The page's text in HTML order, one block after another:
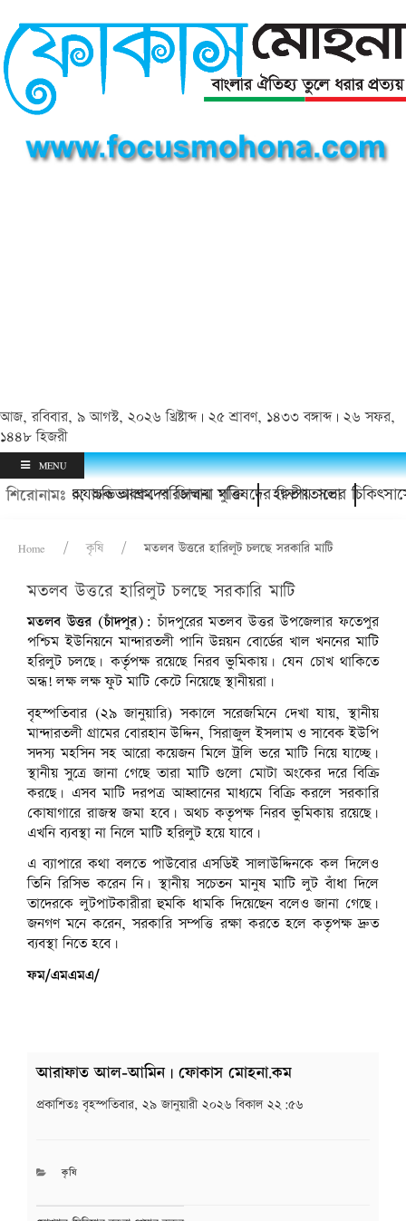
আজ, রবিবার, ৯ আগস্ট, ২০২৬ খ্রিষ্টাব্দ | ২৫ শ্রাবণ, ১৪৩৩ বঙ্গাব্দ | ২৬ সফর,
১৪৪৮ হিজরী
MENU
শিরোনামঃ
থানায়; অভিভাবকদের জিম্মায় মুক্তি হাসপাতালের
চাঁদপুর অযাচক আশ্রম পরিচালনা পরিষদের দ্বিতীয় সভা
Home কৃষি মতলব উত্তরে হারিলুট চলছে সরকারি মাটি
মতলব উত্তরে হারিলুট চলছে সরকারি মাটি
মতলব উত্তর (চাঁদপুর): চাঁদপুরের মতলব উত্তর উপজেলার ফতেপুর
পশ্চিম ইউনিয়নে মান্দারতলী পানি উন্নয়ন বোর্ডের খাল খননের মাটি
হরিলুট চলছে। কর্তৃপক্ষ রয়েছে নিরব ভুমিকায়। যেন চোখ থাকিতে
অন্ধ! লক্ষ লক্ষ ফুট মাটি কেটে নিয়েছে স্থানীয়রা।
বৃহস্পতিবার (২৯ জানুয়ারি) সকালে সরেজমিনে দেখা যায়, স্থানীয়
মান্দারতলী গ্রামের বোরহান উদ্দিন, সিরাজুল ইসলাম ও সাবেক ইউপি
সদস্য মহসিন সহ আরো কয়েজন মিলে ট্রলি ভরে মাটি নিয়ে যাচ্ছে।
স্থানীয় সুত্রে জানা গেছে তারা মাটি গুলো মোটা অংকের দরে বিক্রি
করছে। এসব মাটি দরপত্র আহ্বানের মাধ্যমে বিক্রি করলে সরকারি
কোষাগারে রাজস্ব জমা হবে। অথচ কতৃপক্ষ নিরব ভুমিকায় রয়েছে।
এখনি ব্যবস্থা না নিলে মাটি হরিলুট হয়ে যাবে।
এ ব্যাপারে কথা বলতে পাউবোর এসডিই সালাউদ্দিনকে কল দিলেও
তিনি রিসিভ করেন নি। স্থানীয় সচেতন মানুষ মাটি লুট বাঁধা দিলে
তাদেরকে লুটপাটকারীরা হুমকি ধামকি দিয়েছেন বলেও জানা গেছে।
জনগণ মনে করেন, সরকারি সম্পত্তি রক্ষা করতে হলে কতৃপক্ষ দ্রুত
ব্যবস্থা নিতে হবে।
ফম/এমএমএ/
আরাফাত আল-আমিন | ফোকাস মোহনা.কম
প্রকাশিতঃবৃহস্পতিবার, ২৯ জানুয়ারী ২০২৬ বিকাল ২২:৫৬
CATEGORIES
কৃষি